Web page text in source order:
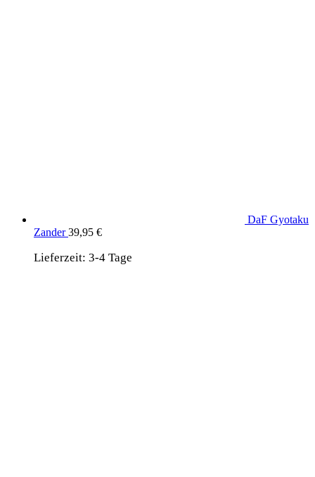
DaF Gyotaku
Zander 39,95 €
Lieferzeit: 3-4 Tage